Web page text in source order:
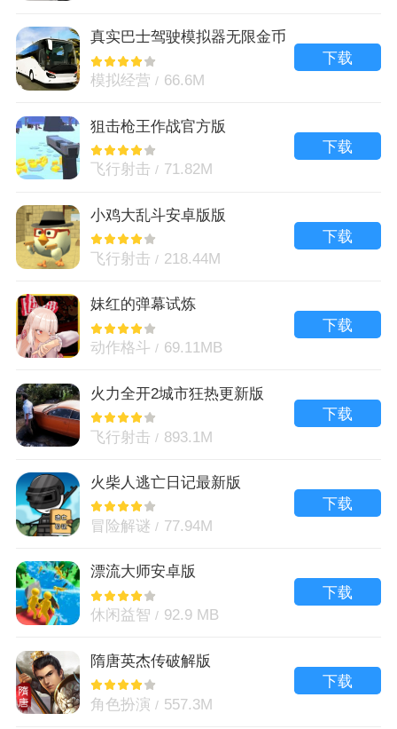
真实巴士驾驶模拟器无限金币
版
模拟经营
66.6M
下载
狙击枪王作战官方版
飞行射击 71.82M
下载
小鸡大乱斗安卓版版
飞行射击 218.44M
下载
妹红的弹幕试炼
动作格斗 69.11MB
下载
火力全开2城市狂热更新版
飞行射击 893.1M
下载
火柴人逃亡日记最新版
冒险解谜 77.94M
下载
漂流大师安卓版
休闲益智 92.9 MB
下载
隋唐英杰传破解版
角色扮演 557.3M
下载